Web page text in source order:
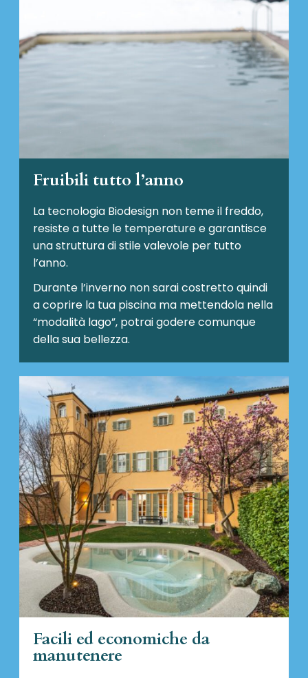
Fruibili tutto l’anno
La tecnologia Biodesign non teme il freddo,
resiste a tutte le temperature e garantisce
una struttura di stile valevole per tutto
l’anno.
Durante l’inverno non sarai costretto quindi
a coprire la tua piscina ma mettendola nella
“modalità lago”, potrai godere comunque
della sua bellezza.
Facili ed economiche da
manutenere